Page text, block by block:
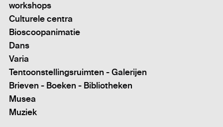
workshops
Culturele centra
Bioscoopanimatie
Dans
Varia
Tentoonstellingsruimten - Galerijen
Brieven - Boeken - Bibliotheken
Musea
Muziek